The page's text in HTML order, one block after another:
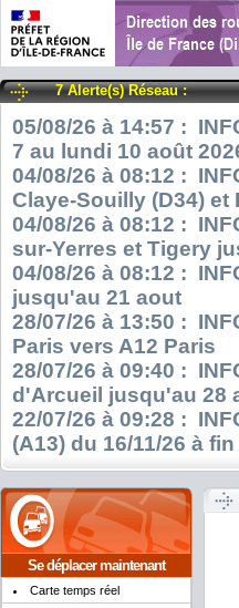
7 Alerte(s) Réseau :
05/08/26 à 14:57 :
7 au lundi 10 août
04/08/26 à 08:12 :
Claye-Souilly (D34) et
04/08/26 à 08:12 :
sur-Yerres et Tigery
04/08/26 à 08:12 :
jusqu'au 21 aout
28/07/26 à 13:50 :
Paris vers A12 Paris
28/07/26 à 09:40 :
d'Arcueil jusqu'au 28
22/07/26 à 09:28 :
(A13) du 16/11/26 à
Se déplacer maintenant
Carte temps réel